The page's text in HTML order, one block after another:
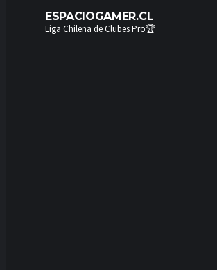
ESPACIOGAMER.CL
Liga Chilena de Clubes Pro🏆